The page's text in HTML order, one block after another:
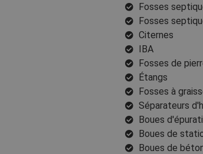
Fosses
Fosses
Citernes
IBA
Fosses de
Étangs
Fosses à
Séparateurs
Boues
Boues de
Boues de